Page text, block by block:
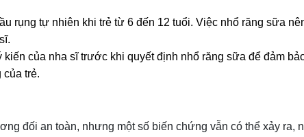
rụng tự nhiên khi trẻ từ 6 đến 12 tuổi. Việc nhổ răng sữa
kiến của nha sĩ trước khi quyết định nhổ răng sữa để đảm
của trẻ.
đối an toàn, nhưng một số biến chứng vẫn có thể xảy ra,